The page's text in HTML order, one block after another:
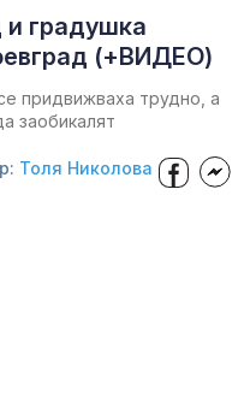
градушка
(+ВИДЕО)
придвижваха трудно, а
заобикалят
Толя Николова